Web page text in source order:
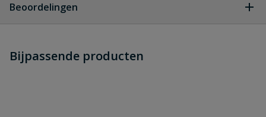
Geschikt voor
wand- en gevelmontage van
dit product?
Beoordelingen
Schrijf zelf een beoordeling
Bijpassende producten